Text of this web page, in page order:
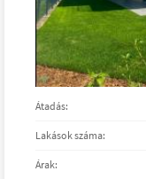
Átadás:
Lakások száma:
Árak: